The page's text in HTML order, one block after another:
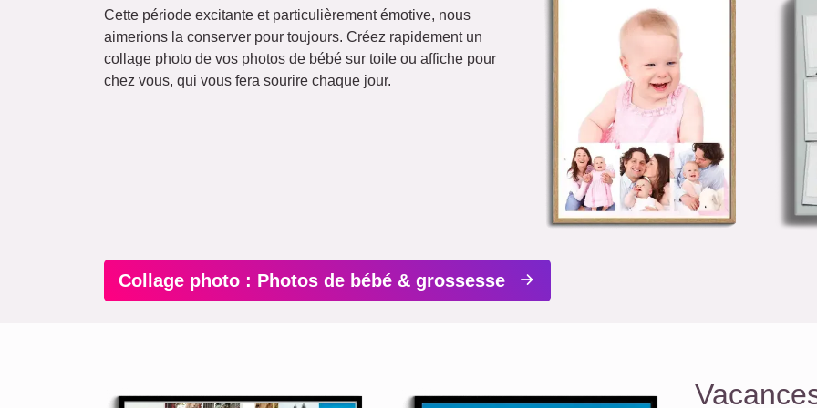
Cette période excitante et particulièrement émotive, nous
aimerions la conserver pour toujours. Créez rapidement un
collage photo de vos photos de bébé sur toile ou affiche pour
chez vous, qui vous fera sourire chaque jour.
Collage photo : Photos de bébé & grossesse